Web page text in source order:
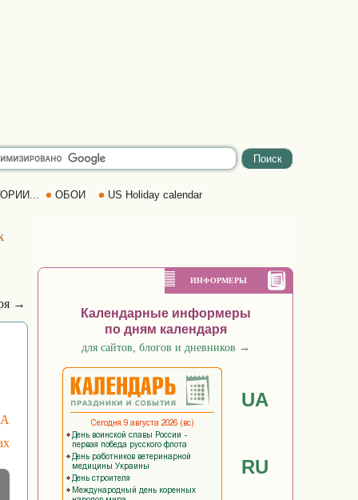
ОБОИ US Holiday calendar
→
ИНФОРМЕРЫ
Календарные информеры
по дням календаря
для сайтов, блогов и дневников →
UA
RU